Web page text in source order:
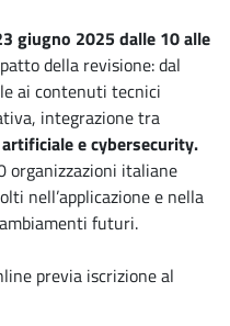
giugno 2025 dalle 10 alle
della revisione: dal
ai contenuti tecnici
integrazione tra
e cybersecurity.
organizzazioni italiane
nell’applicazione e nella
futuri.
previa iscrizione al